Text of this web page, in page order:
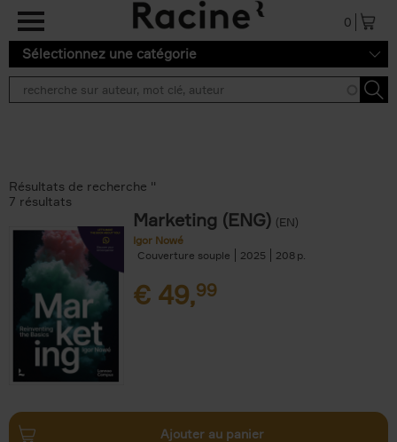
Aller au contenu principal
0
Sélectionnez une catégorie
Résultats de recherche ''
7 résultats
Marketing (ENG) (EN)
Igor Nowé
Couverture souple
2025 208
€ 49,99
Ajouter au panier